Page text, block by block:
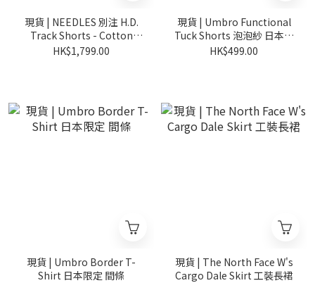
現貨 | NEEDLES 別注 H.D.
Track Shorts - Cotton
Jersey
HK$1,799.00
現貨 | Umbro Functional
Tuck Shorts 泡泡紗 日本限
定
HK$499.00
現貨 | Umbro Border T-
Shirt 日本限定 間條
現貨 | The North Face W's
Cargo Dale Skirt 工裝長裙